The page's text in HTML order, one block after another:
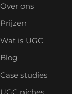
Over ons
Prijzen
Wat is UGC
Blog
Case studies